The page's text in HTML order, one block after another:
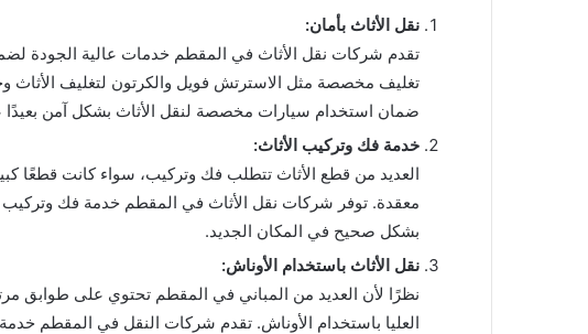
نقل الأثاث بأمان:
تقدم شركات نقل الأثاث في المقطم خدمات عالية الجودة
تغليف مخصصة مثل الاسترتش فويل والكرتون لتغليف الأثاث
ضمان استخدام سيارات مخصصة لنقل الأثاث بشكل آمن بعيدًا
خدمة فك وتركيب الأثاث:
العديد من قطع الأثاث تتطلب فك وتركيب، سواء كانت قطعًا
معقدة. توفر شركات نقل الأثاث في المقطم خدمة فك وتركيب
بشكل صحيح في المكان الجديد.
نقل الأثاث باستخدام الأوناش:
نظرًا لأن العديد من المباني في المقطم تحتوي على طوابق
العليا باستخدام الأوناش. تقدم شركات النقل في المقطم خدمة